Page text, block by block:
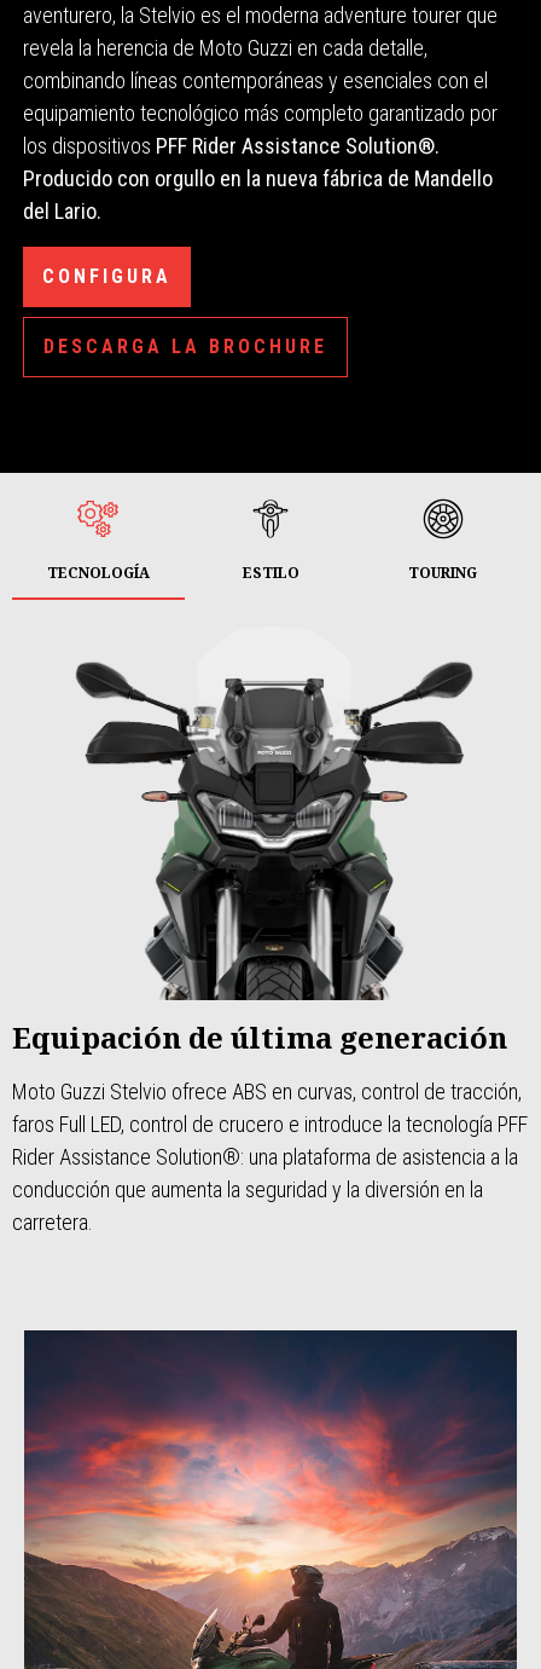
aventurero, la Stelvio es el moderna adventure tourer que
revela la herencia de Moto Guzzi en cada detalle,
combinando líneas contemporáneas y esenciales con el
equipamiento tecnológico más completo garantizado por
los dispositivos PFF Rider Assistance Solution®.
Producido con orgullo en la nueva fábrica de Mandello
del Lario.
CONFIGURA
DESCARGA LA BROCHURE
TECNOLOGÍA ESTILO TOURING
Equipación de última generación
Moto Guzzi Stelvio ofrece ABS en curvas, control de tracción,
faros Full LED, control de crucero e introduce la tecnología PFF
Rider Assistance Solution®: una plataforma de asistencia a la
conducción que aumenta la seguridad y la diversión en la
carretera.